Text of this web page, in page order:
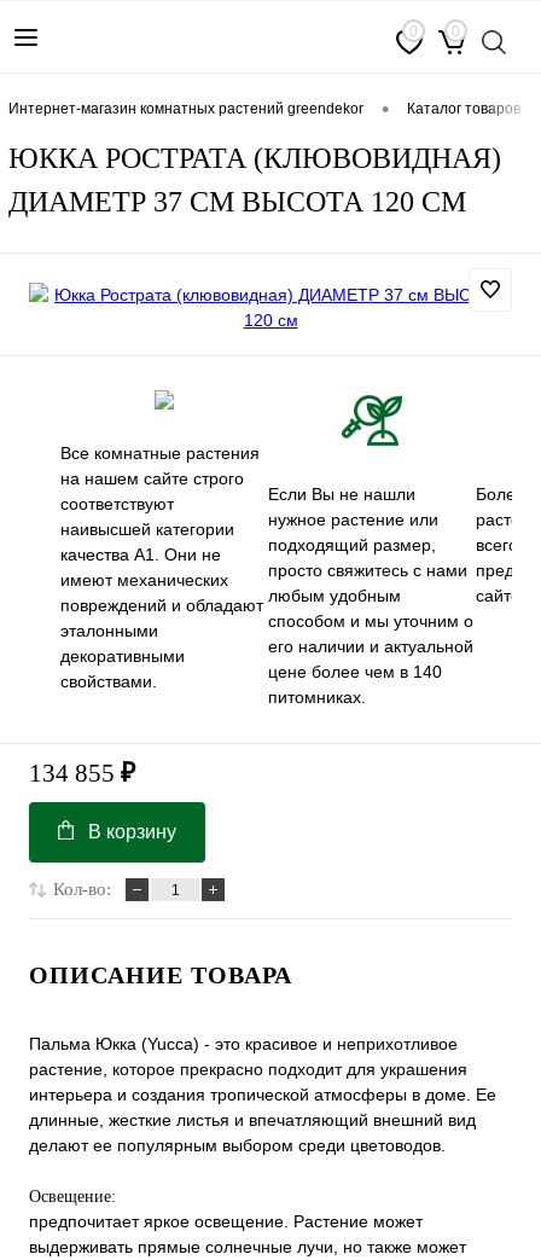
0 0
интернет-магазин комнатных растений greendekor • каталог товаров
ЮККА РОСТРАТА (КЛЮВОВИДНАЯ)
ДИАМЕТР 37 СМ ВЫСОТА 120 СМ
Все комнатные растения
на нашем сайте строго
соответствуют
наивысшей категории
качества А1. Они не
имеют механических
повреждений и обладают
эталонными
декоративными
свойствами.
Если Вы не нашли
нужное растение или
подходящий размер,
просто свяжитесь с нами
любым удобным
способом и мы уточним о
его наличии и актуальной
цене более чем в 140
питомниках.
Более
всего
сайте.
134 855 ₽
В корзину
Кол-во:
ОПИСАНИЕ ТОВАРА
Пальма Юкка (Yucca) - это красивое и неприхотливое
растение, которое прекрасно подходит для украшения
интерьера и создания тропической атмосферы в доме. Ее
длинные, жесткие листья и впечатляющий внешний вид
делают ее популярным выбором среди цветоводов.
Освещение:
предпочитает яркое освещение. Растение может
выдерживать прямые солнечные лучи, но также может